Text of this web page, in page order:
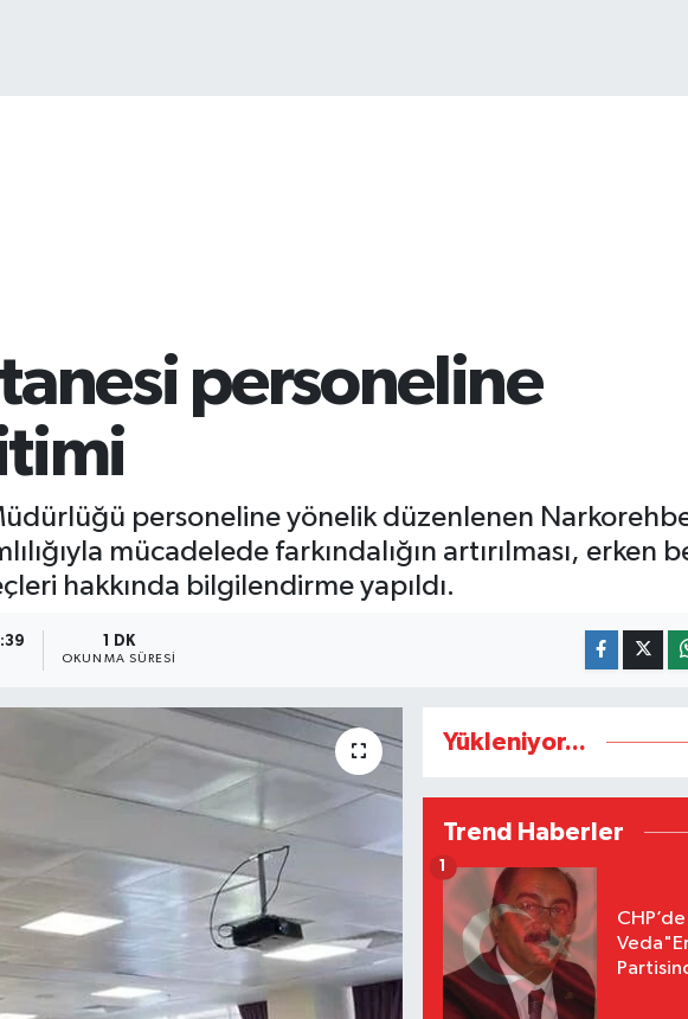
personeline
personeline yönelik düzenlenen
mücadelede farkındalığın artırılması, erken
hakkında bilgilendirme yapıldı.
1 DK
OKUNMA SÜRESI
Yükleniyor...
Trend Haberler
1